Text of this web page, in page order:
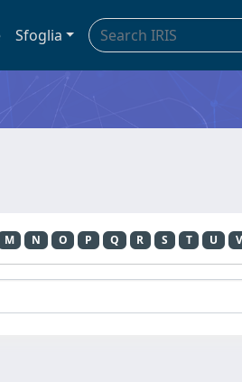
Sfoglia
M N O P Q R S T U V